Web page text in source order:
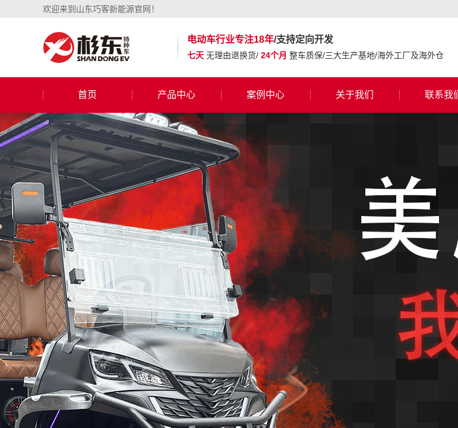
欢迎来到山东巧客新能源官网！
电动车行业专注18年/支持定向开发
七天 无理由退换货/ 24个月 整车质保/三大生产基地/海外工厂及海外仓
首页 产品中心 案例中心 关于我们 联系我们